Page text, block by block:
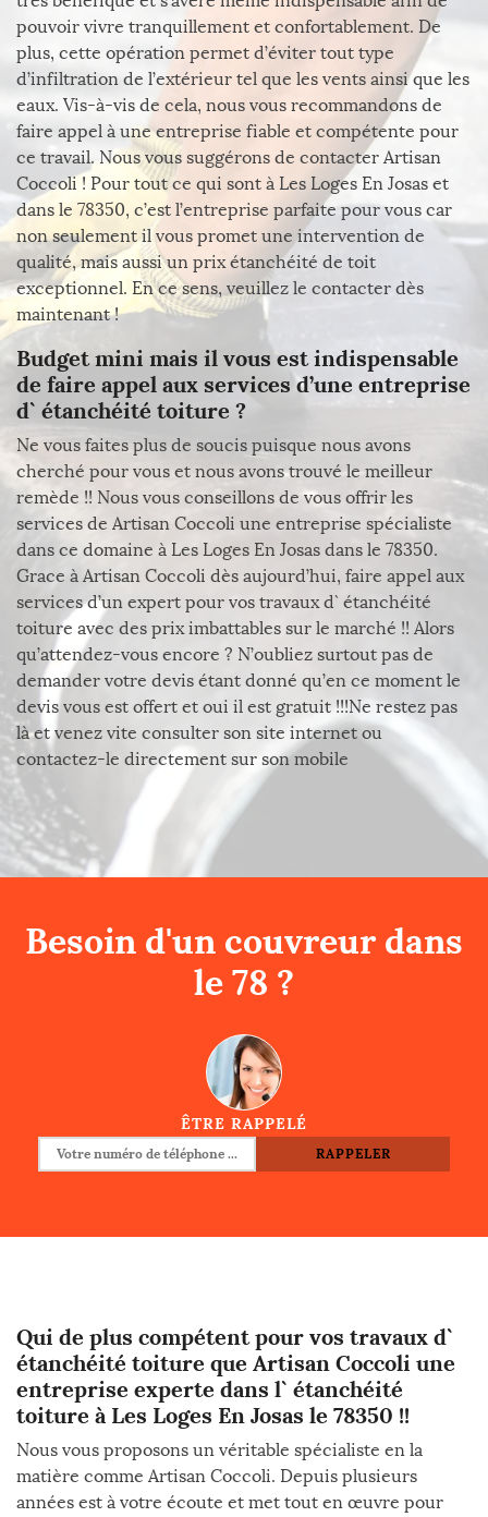
pouvoir vivre tranquillement et confortablement. De
plus, cette opération permet d’éviter tout type
d’infiltration de l’extérieur tel que les vents ainsi que les
eaux. Vis-à-vis de cela, nous vous recommandons de
faire appel à une entreprise fiable et compétente pour
ce travail. Nous vous suggérons de contacter Artisan
Coccoli ! Pour tout ce qui sont à Les Loges En Josas et
dans le 78350, c’est l’entreprise parfaite pour vous car
non seulement il vous promet une intervention de
qualité, mais aussi un prix étanchéité de toit
exceptionnel. En ce sens, veuillez le contacter dès
maintenant !
Budget mini mais il vous est indispensable
de faire appel aux services d’une entreprise
d` étanchéité toiture ?
Ne vous faites plus de soucis puisque nous avons
cherché pour vous et nous avons trouvé le meilleur
remède !! Nous vous conseillons de vous offrir les
services de Artisan Coccoli une entreprise spécialiste
dans ce domaine à Les Loges En Josas dans le 78350.
Grace à Artisan Coccoli dès aujourd’hui, faire appel aux
services d’un expert pour vos travaux d` étanchéité
toiture avec des prix imbattables sur le marché !! Alors
qu’attendez-vous encore ? N’oubliez surtout pas de
demander votre devis étant donné qu’en ce moment le
devis vous est offert et oui il est gratuit !!!Ne restez pas
là et venez vite consulter son site internet ou
contactez-le directement sur son mobile
Besoin d'un couvreur dans
le 78 ?
ÊTRE RAPPELÉ
Qui de plus compétent pour vos travaux d`
étanchéité toiture que Artisan Coccoli une
entreprise experte dans l` étanchéité
toiture à Les Loges En Josas le 78350 !!
Nous vous proposons un véritable spécialiste en la
matière comme Artisan Coccoli. Depuis plusieurs
années est à votre écoute et met tout en œuvre pour